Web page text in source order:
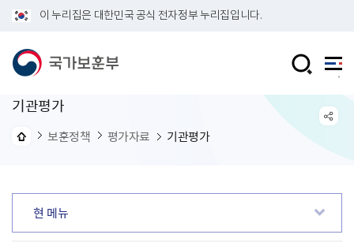
이 누리집은 대한민국 공식 전자정부 누리집입니다.
기관평가
보훈정책 평가자료 기관평가
현 메뉴